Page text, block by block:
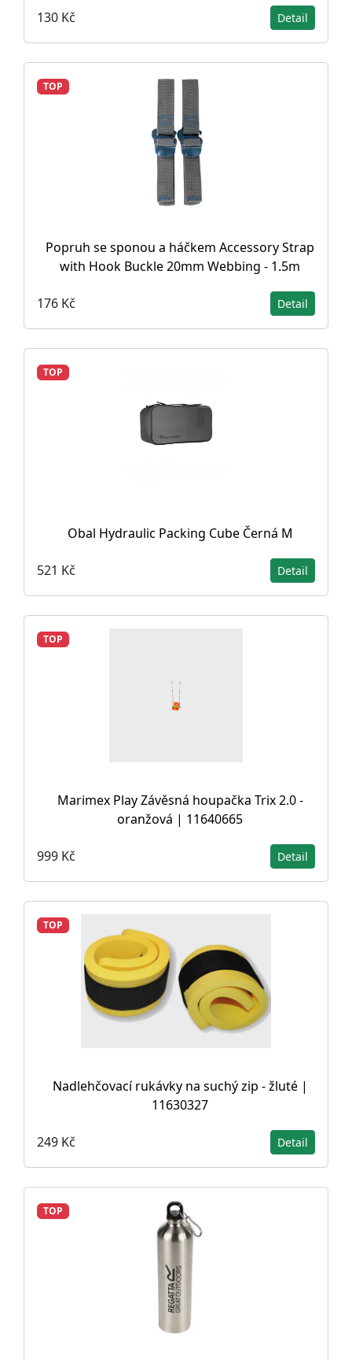
130 Kč Detail
TOP
Popruh se sponou a háčkem Accessory Strap
with Hook Buckle 20mm Webbing - 1.5m
176 Kč Detail
TOP
Obal Hydraulic Packing Cube Černá M
521 Kč Detail
TOP
Marimex Play Závěsná houpačka Trix 2.0 -
oranžová | 11640665
999 Kč Detail
TOP
Nadlehčovací rukávky na suchý zip - žluté |
11630327
249 Kč Detail
TOP